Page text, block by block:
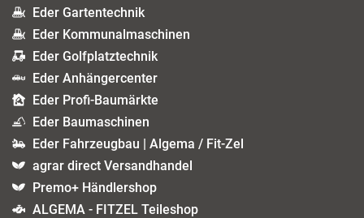
Eder Gartentechnik
Eder Kommunalmaschinen
Eder Golfplatztechnik
Eder Anhängercenter
Eder Profi-Baumärkte
Eder Baumaschinen
Eder Fahrzeugbau | Algema / Fit-Zel
agrar direct Versandhandel
Premo+ Händlershop
ALGEMA - FITZEL Teileshop